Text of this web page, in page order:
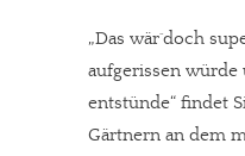
„Das wär´doch
aufgerissen würde
entstünde“ findet
Gärtnern an dem